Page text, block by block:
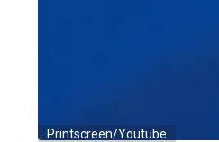
Printscreen/Youtube